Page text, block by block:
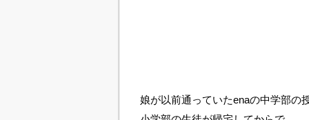
娘が以前通っていたenaの中学部の